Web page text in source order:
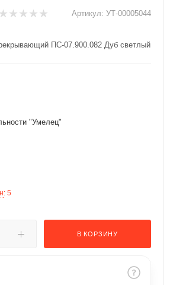
Артикул: УТ-00005044
ПС-07.900.082 Дуб светлый
"Умелец"
: 5
В КОРЗИНУ
с вашей карты
раз в 2
plait.ru